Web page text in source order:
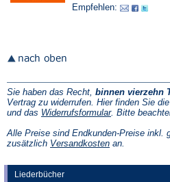
Liederbücher
Empfehlen:
Sie haben das Recht, binnen vierzehn
Vertrag zu widerrufen. Hier finden Sie die
und das Widerrufsformular(Öffnet
einem
neuen
. Bitte
Alle Preise sind Endkunden-Preise inkl.
zusätzlich Versandkosten(Öffnet
an.